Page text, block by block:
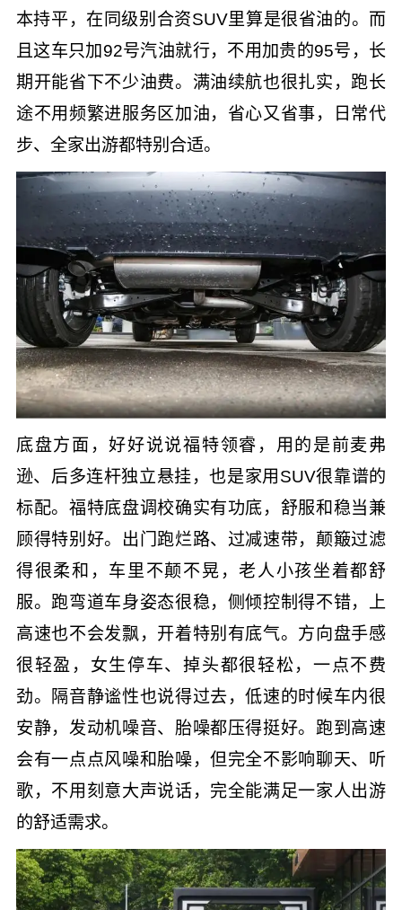
本持平，在同级别合资SUV里算是很省油的。而
且这车只加92号汽油就行，不用加贵的95号，长
期开能省下不少油费。满油续航也很扎实，跑长
途不用频繁进服务区加油，省心又省事，日常代
步、全家出游都特别合适。
底盘方面，好好说说福特领睿，用的是前麦弗
逊、后多连杆独立悬挂，也是家用SUV很靠谱的
标配。福特底盘调校确实有功底，舒服和稳当兼
顾得特别好。出门跑烂路、过减速带，颠簸过滤
得很柔和，车里不颠不晃，老人小孩坐着都舒
服。跑弯道车身姿态很稳，侧倾控制得不错，上
高速也不会发飘，开着特别有底气。方向盘手感
很轻盈，女生停车、掉头都很轻松，一点不费
劲。隔音静谧性也说得过去，低速的时候车内很
安静，发动机噪音、胎噪都压得挺好。跑到高速
会有一点点风噪和胎噪，但完全不影响聊天、听
歌，不用刻意大声说话，完全能满足一家人出游
的舒适需求。